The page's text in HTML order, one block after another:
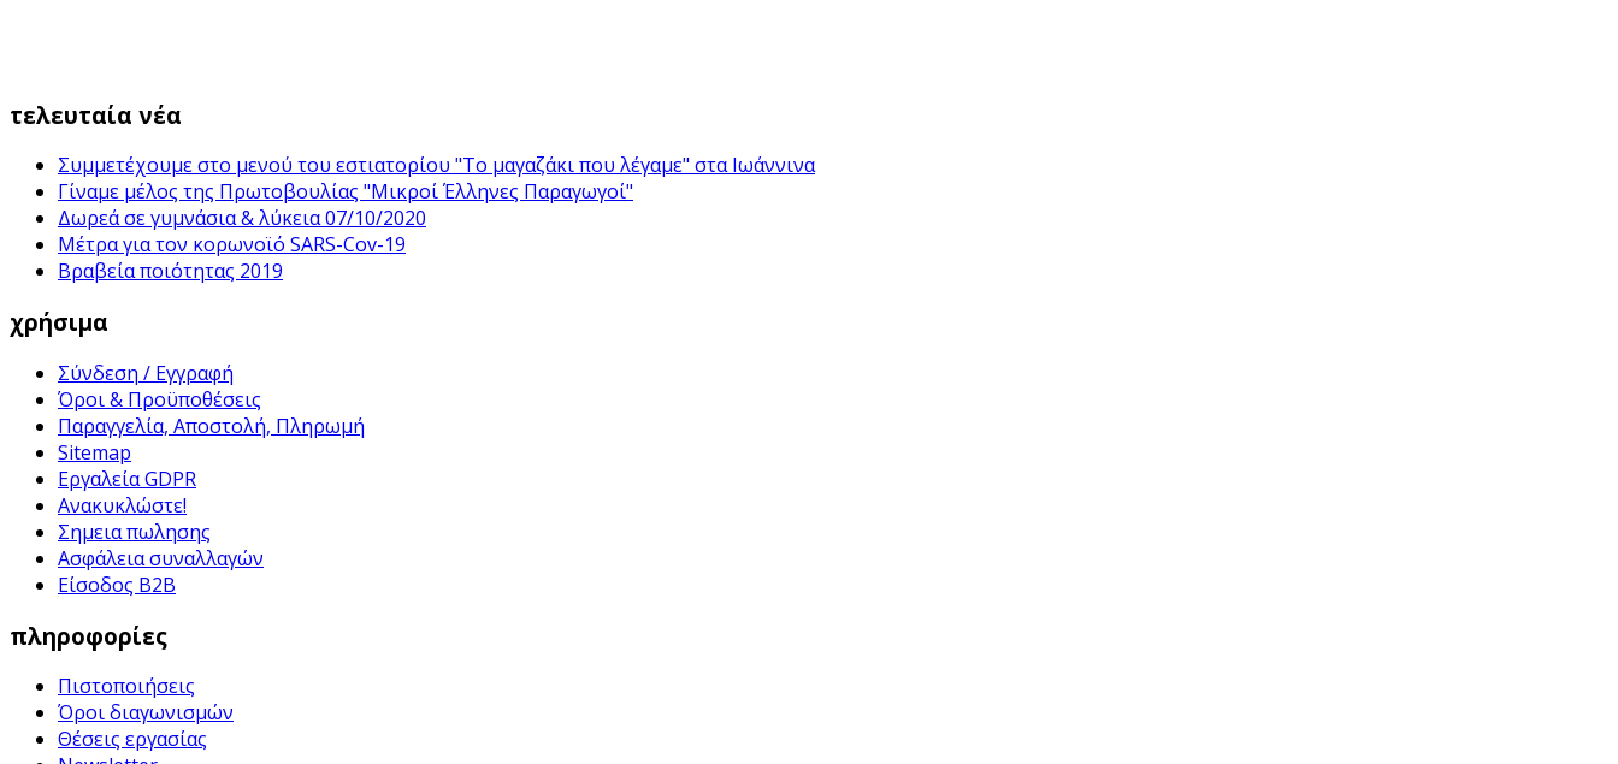
τελευταία νέα
Συμμετέχουμε στο μενού του εστιατορίου "Το μαγαζάκι που λέγαμε" στα Ιωάννινα
Γίναμε μέλος της Πρωτοβουλίας "Μικροί Έλληνες Παραγωγοί"
Δωρεά σε γυμνάσια & λύκεια 07/10/2020
Μέτρα για τον κορωνοϊό SARS-Cov-19
Βραβεία ποιότητας 2019
χρήσιμα
Σύνδεση / Εγγραφή
Όροι & Προϋποθέσεις
Παραγγελία, Αποστολή, Πληρωμή
Sitemap
Εργαλεία GDPR
Ανακυκλώστε!
Σημεια πωλησης
Ασφάλεια συναλλαγών
Είσοδος B2B
πληροφορίες
Πιστοποιήσεις
Όροι διαγωνισμών
Θέσεις εργασίας